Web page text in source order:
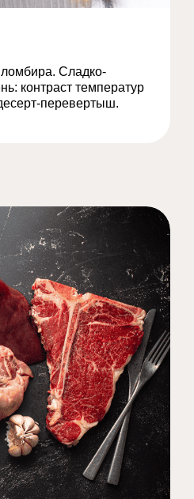
Сладко-
контраст температур
перевертыш.